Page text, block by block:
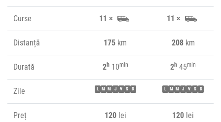
Curse 11 × 11 ×
Distanță 175 km 208km
Durată 2h10min 2h 45min
Zile L M M J V S D L M M J V S D
Preț
120lei
120 lei